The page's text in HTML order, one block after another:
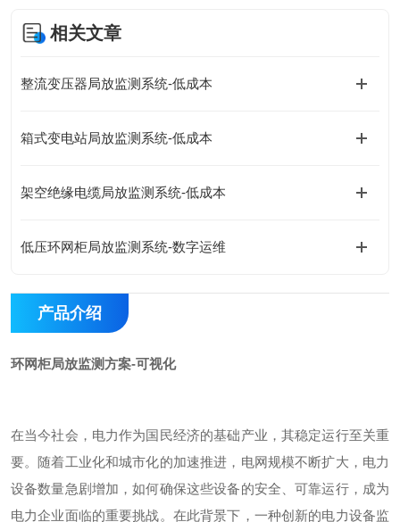
相关文章
整流变压器局放监测系统-低成本
箱式变电站局放监测系统-低成本
架空绝缘电缆局放监测系统-低成本
低压环网柜局放监测系统-数字运维
产品介绍
环网柜局放监测方案-可视化
在当今社会，电力作为国民经济的基础产业，其稳定运行至关重
要。随着工业化和城市化的加速推进，电网规模不断扩大，电力
设备数量急剧增加，如何确保这些设备的安全、可靠运行，成为
电力企业面临的重要挑战。在此背景下，一种创新的电力设备监